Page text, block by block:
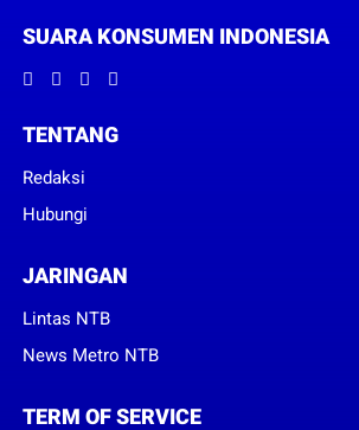
SUARA KONSUMEN INDONESIA
TENTANG
Redaksi
Hubungi
JARINGAN
Lintas NTB
News Metro NTB
TERM OF SERVICE